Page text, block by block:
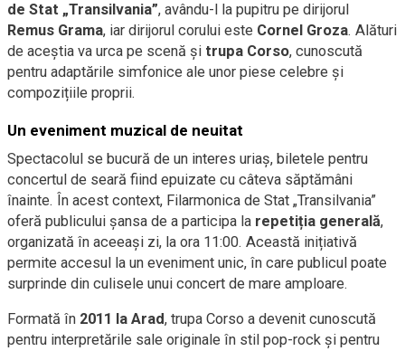
de Stat „Transilvania”, avându-l la pupitru pe dirijorul
Remus Grama, iar dirijorul corului este Cornel Groza. Alături
de aceștia va urca pe scenă și trupa Corso, cunoscută
pentru adaptările simfonice ale unor piese celebre și
compozițiile proprii.
Un eveniment muzical de neuitat
Spectacolul se bucură de un interes uriaș, biletele pentru
concertul de seară fiind epuizate cu câteva săptămâni
înainte. În acest context, Filarmonica de Stat „Transilvania”
oferă publicului șansa de a participa la repetiția generală,
organizată în aceeași zi, la ora 11:00. Această inițiativă
permite accesul la un eveniment unic, în care publicul poate
surprinde din culisele unui concert de mare amploare.
Formată în 2011 la Arad, trupa Corso a devenit cunoscută
pentru interpretările sale originale în stil pop-rock și pentru